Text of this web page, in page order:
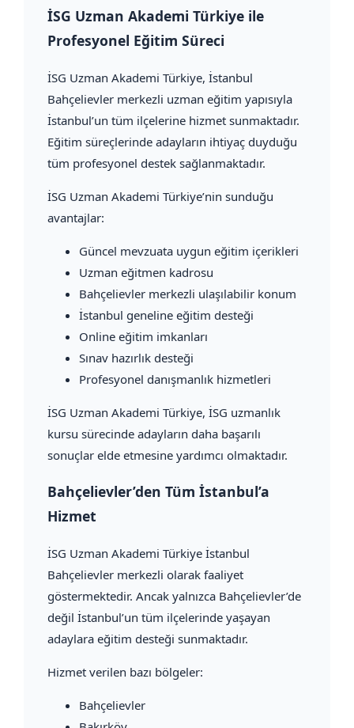
İSG Uzman Akademi Türkiye ile
Profesyonel Eğitim Süreci
İSG Uzman Akademi Türkiye, İstanbul
Bahçelievler merkezli uzman eğitim yapısıyla
İstanbul’un tüm ilçelerine hizmet sunmaktadır.
Eğitim süreçlerinde adayların ihtiyaç duyduğu
tüm profesyonel destek sağlanmaktadır.
İSG Uzman Akademi Türkiye’nin sunduğu
avantajlar:
Güncel mevzuata uygun eğitim içerikleri
Uzman eğitmen kadrosu
Bahçelievler merkezli ulaşılabilir konum
İstanbul geneline eğitim desteği
Online eğitim imkanları
Sınav hazırlık desteği
Profesyonel danışmanlık hizmetleri
İSG Uzman Akademi Türkiye, İSG uzmanlık
kursu sürecinde adayların daha başarılı
sonuçlar elde etmesine yardımcı olmaktadır.
Bahçelievler’den Tüm İstanbul’a
Hizmet
İSG Uzman Akademi Türkiye İstanbul
Bahçelievler merkezli olarak faaliyet
göstermektedir. Ancak yalnızca Bahçelievler’de
değil İstanbul’un tüm ilçelerinde yaşayan
adaylara eğitim desteği sunmaktadır.
Hizmet verilen bazı bölgeler:
Bahçelievler